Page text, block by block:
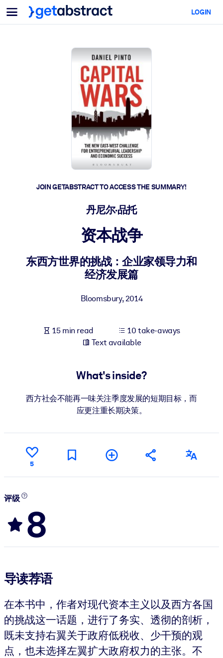
Menu
For Teams & Leaders
Equip your employees with critical AI skills.
Leadership Development
Prepare your leaders for the next era of work.
Collaborative Learning
Make it easy for teams to learn together, solve real problems, and
Upskilling & Reskilling
Build a healthier, more resilient workforce.
For LMS/LXP
Bring bite-sized, verified knowledge into your LMS/LXP for
For Corporate Libraries
knowledge.
For AI Systems
LOGIN
JOIN GETABSTRACT TO ACCESS THE SUMMARY!
丹尼尔·品托
资本战争
东西方世界的挑战：企业家领导力和
经济发展篇
Bloomsbury,2014
15 min read
10 take-aways
Text available
What's inside?
西方社会不能再一味关注季度发展的短期目标，而
应更注重长期决策。
5
评级
8
导读荐语
在本书中，作者对现代资本主义以及西方各国
的挑战这一话题，进行了务实、透彻的剖析，
既未支持右翼关于政府低税收、少干预的观
点，也未选择左翼扩大政府权力的主张。不